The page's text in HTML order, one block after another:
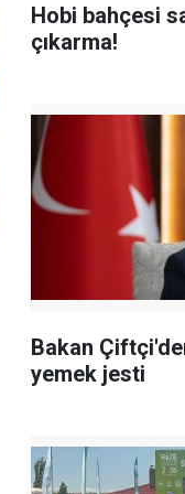
Hobi bahçesi
çıkarma!
Bakan
yemek jesti